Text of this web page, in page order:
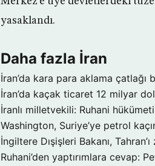
yasaklandı.
Daha fazla İran
İran’da kara para aklama çatlağı
İran’da kaçak ticaret 12 milyar
İranlı milletvekili: Ruhani
Washington, Suriye’ye petrol
İngiltere Dışişleri Bakanı,
Ruhani’den yaptırımlara cevap: